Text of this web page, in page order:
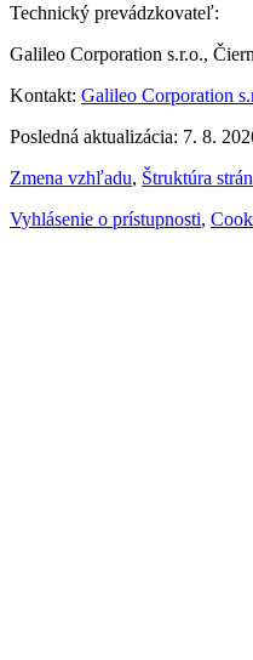
Technický prevádzkovateľ:
Galileo Corporation s.r.o.,
Kontakt: Galileo Corporation
Posledná aktualizácia: 7. 8.
Zmena vzhľadu, Štruktúra
Vyhlásenie o prístupnosti,